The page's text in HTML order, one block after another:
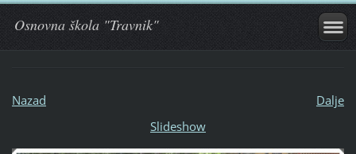
Osnovna škola "Travnik"
Nazad
Dalje
Slideshow